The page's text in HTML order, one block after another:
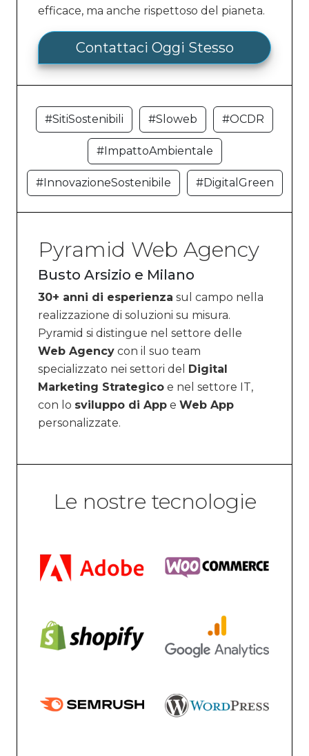
efficace, ma anche rispettoso del pianeta.
Contattaci Oggi Stesso
#SitiSostenibili #Sloweb #OCDR
#ImpattoAmbientale
#InnovazioneSostenibile #DigitalGreen
Pyramid Web Agency
Busto Arsizio e Milano
30+ anni di esperienza sul campo nella
realizzazione di soluzioni su misura.
Pyramid si distingue nel settore delle
Web Agency con il suo team
specializzato nei settori del Digital
Marketing Strategico e nel settore IT,
con lo sviluppo di App e Web App
personalizzate.
Le nostre tecnologie